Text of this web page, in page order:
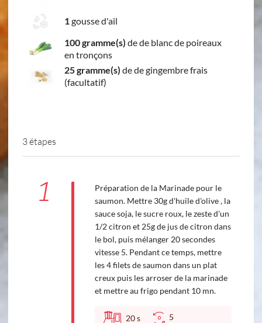
1gousse d'ail
100 gramme(s) de de blanc de poireaux
en tronçons
25 gramme(s) de de gingembre frais
(facultatif)
3 étapes
1
Préparation de la Marinade pour le
saumon. Mettre 30g d'huile d'olive , la
sauce soja, le sucre roux, le zeste d'un
1/2 citron et 25g de jus de citron dans
le bol, puis mélanger 20 secondes
vitesse 5. Pendant ce temps, mettre
les 4 filets de saumon dans un plat
creux puis les arroser de la marinade
et mettre au frigo pendant 10 mn.
20s 5